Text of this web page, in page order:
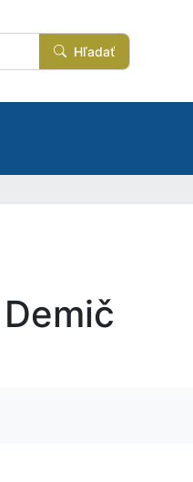
Hľadať